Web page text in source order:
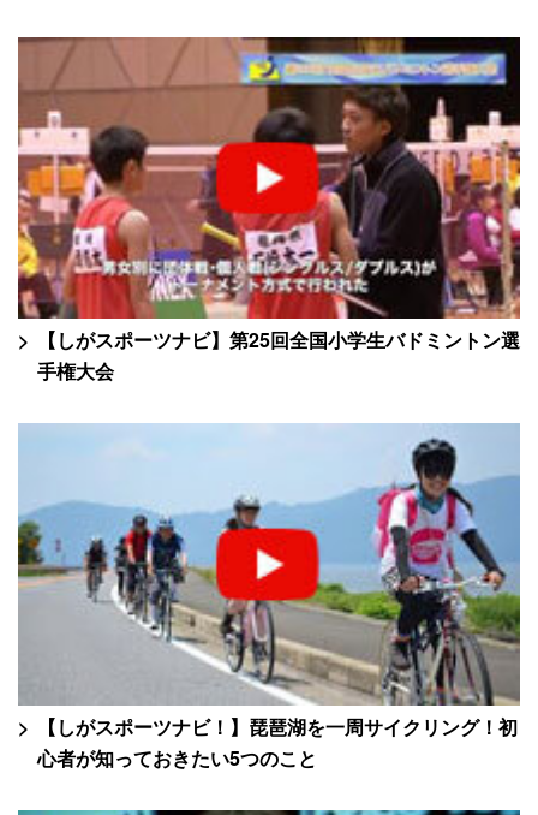
【しがスポーツナビ】第25回全国小学生バドミントン選
手権大会
【しがスポーツナビ！】琵琶湖を一周サイクリング！初
心者が知っておきたい5つのこと